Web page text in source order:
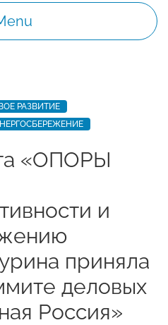
РАЗВИТИЕ
«ОПОРЫ
и
приняла
деловых
Россия»